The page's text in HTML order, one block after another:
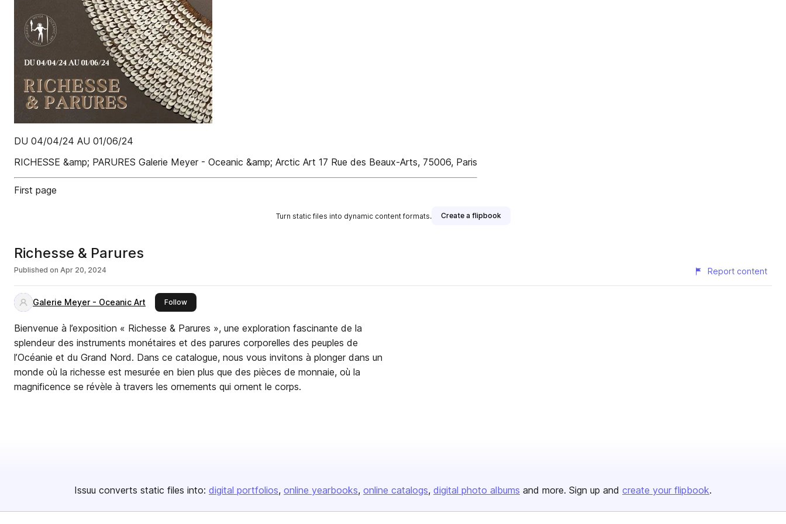
DU 04/04/24 AU 01/06/24
RICHESSE &amp; PARURES Galerie Meyer - Oceanic &amp; Arctic Art 17 Rue des Beaux-Arts, 75006, Paris
First page
Turn static files into dynamic content formats. Create a flipbook
Richesse & Parures
Published on Apr 20, 2024 Report content
Galerie Meyer - Oceanic Art Followthis publisher
Bienvenue à l’exposition « Richesse & Parures », une exploration fascinante de la
splendeur des instruments monétaires et des parures corporelles des peuples de
l’Océanie et du Grand Nord. Dans ce catalogue, nous vous invitons à plonger dans un
monde où la richesse est mesurée en bien plus que des pièces de monnaie, où la
magnificence se révèle à travers les ornements qui ornent le corps.
Issuu converts static files into: digital portfolios online yearbooks online catalogs digital photo albums and more. Sign up and create your flipbook.